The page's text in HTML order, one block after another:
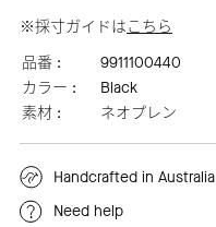
※採寸ガイドはこちら
品番 :
9911100440
カラー :
Black
素材 :
ネオプレン
Handcrafted in Australia
Need help